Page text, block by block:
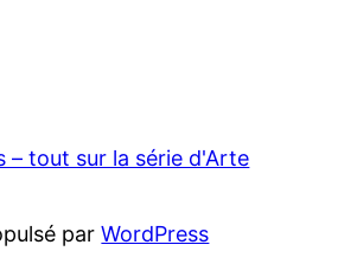
– tout sur la série d'Arte
parWordPress